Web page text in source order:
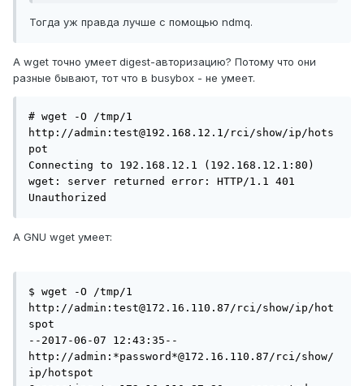
Тогда уж правда лучше с помощью ndmq.
А wget точно умеет digest-авторизацию? Потому что они
разные бывают, тот что в busybox - не умеет.
# wget -O /tmp/1
http://admin:test@192.168.12.1/rci/show/ip/hots
pot
Connecting to 192.168.12.1 (192.168.12.1:80)
wget: server returned error: HTTP/1.1 401
Unauthorized
А GNU wget умеет:
$ wget -O /tmp/1
http://admin:test@172.16.110.87/rci/show/ip/hot
spot
--2017-06-07 12:43:35--
http://admin:*password*@172.16.110.87/rci/show/
ip/hotspot